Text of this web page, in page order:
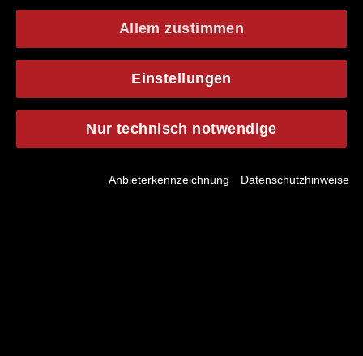
Jobsuche
Nur technisch notwendige
Allem zustimmen
Einstellungen
Anbieterkennzeichnung Datenschutzhinweise